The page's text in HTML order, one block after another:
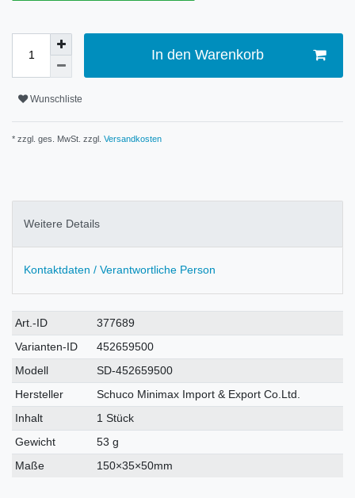
In den Warenkorb
Wunschliste
* zzgl. ges. MwSt. zzgl. Versandkosten
Weitere Details
Kontaktdaten / Verantwortliche Person
Technisches
Merkmal
Wert
Art.-ID
377689
Varianten-ID
452659500
Modell
SD-452659500
Hersteller
Schuco Minimax Import & Export Co.Ltd.
Inhalt
1 Stück
Gewicht
53 g
Maße
150×35×50mm